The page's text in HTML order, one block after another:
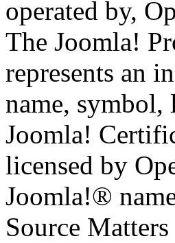
operated by,
The Joomla!
represents an
name,
Joomla!
licensed by
Joomla!®
Source